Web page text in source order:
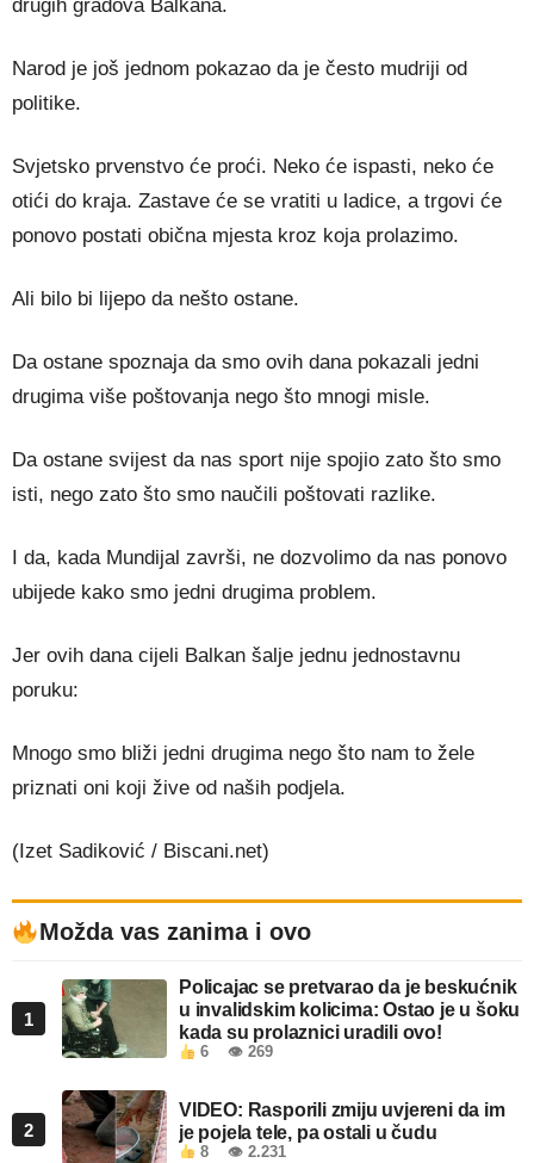
drugih gradova Balkana.
Narod je još jednom pokazao da je često mudriji od
politike.
Svjetsko prvenstvo će proći. Neko će ispasti, neko će
otići do kraja. Zastave će se vratiti u ladice, a trgovi će
ponovo postati obična mjesta kroz koja prolazimo.
Ali bilo bi lijepo da nešto ostane.
Da ostane spoznaja da smo ovih dana pokazali jedni
drugima više poštovanja nego što mnogi misle.
Da ostane svijest da nas sport nije spojio zato što smo
isti, nego zato što smo naučili poštovati razlike.
I da, kada Mundijal završi, ne dozvolimo da nas ponovo
ubijede kako smo jedni drugima problem.
Jer ovih dana cijeli Balkan šalje jednu jednostavnu
poruku:
Mnogo smo bliži jedni drugima nego što nam to žele
priznati oni koji žive od naših podjela.
(Izet Sadiković / Biscani.net)
Možda vas zanima i ovo
1
Policajac se pretvarao da je beskućnik
u invalidskim kolicima: Ostao je u šoku
kada su prolaznici uradili ovo!
6 👁 269
2
VIDEO: Rasporili zmiju uvjereni da im
je pojela tele, pa ostali u čudu
8 👁 2.231